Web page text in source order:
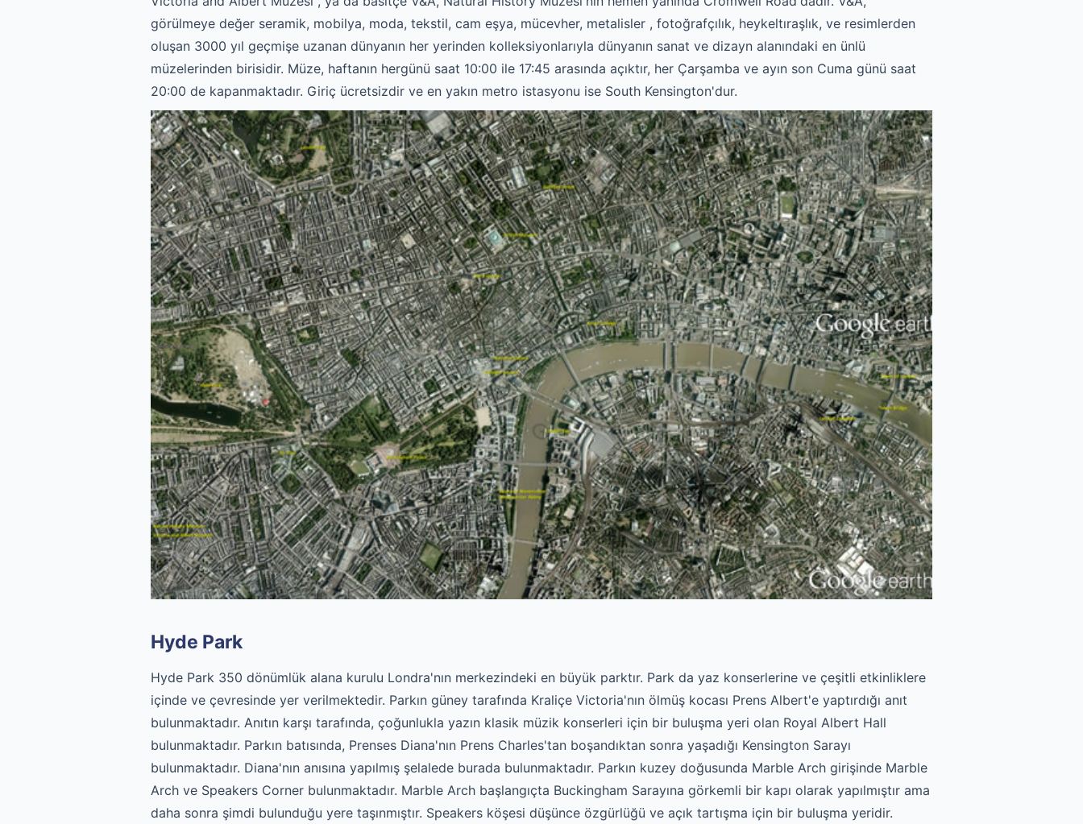
görülmeye değer seramik, mobilya, moda, tekstil, cam eşya, mücevher, metalisler , fotoğrafçılık, heykeltıraşlık, ve resimlerden
oluşan 3000 yıl geçmişe uzanan dünyanın her yerinden kolleksiyonlarıyla dünyanın sanat ve dizayn alanındaki en ünlü
müzelerinden birisidir. Müze, haftanın hergünü saat 10:00 ile 17:45 arasında açıktır, her Çarşamba ve ayın son Cuma günü saat
20:00 de kapanmaktadır. Giriç ücretsizdir ve en yakın metro istasyonu ise South Kensington'dur.
Hyde Park
Hyde Park 350 dönümlük alana kurulu Londra'nın merkezindeki en büyük parktır. Park da yaz konserlerine ve çeşitli etkinliklere
içinde ve çevresinde yer verilmektedir. Parkın güney tarafında Kraliçe Victoria'nın ölmüş kocası Prens Albert'e yaptırdığı anıt
bulunmaktadır. Anıtın karşı tarafında, çoğunlukla yazın klasik müzik konserleri için bir buluşma yeri olan Royal Albert Hall
bulunmaktadır. Parkın batısında, Prenses Diana'nın Prens Charles'tan boşandıktan sonra yaşadığı Kensington Sarayı
bulunmaktadır. Diana'nın anısına yapılmış şelalede burada bulunmaktadır. Parkın kuzey doğusunda Marble Arch girişinde Marble
Arch ve Speakers Corner bulunmaktadır. Marble Arch başlangıçta Buckingham Sarayına görkemli bir kapı olarak yapılmıştır ama
daha sonra şimdi bulunduğu yere taşınmıştır. Speakers köşesi düşünce özgürlüğü ve açık tartışma için bir buluşma yeridir.